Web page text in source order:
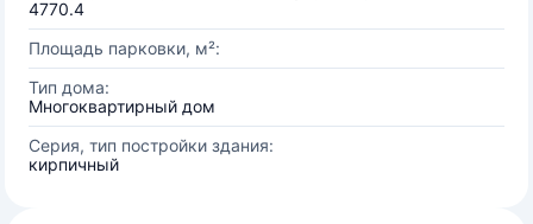
4770.4
Площадь парковки, м²:
Тип дома:
Многоквартирный дом
Серия, тип постройки здания:
кирпичный